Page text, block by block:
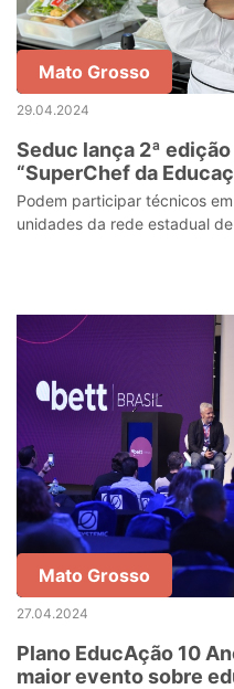
Mato Grosso
29.04.2024
Seduc lança 2ª
“SuperChef da
2024”
Podem participar técnicos
unidades da rede estadual
Mato Grosso
27.04.2024
Plano EducAção 10
maior evento sobre